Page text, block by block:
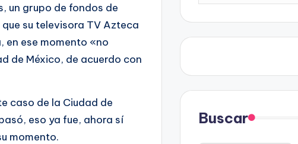
un grupo de fondos de
su televisora TV Azteca
en ese momento «no
de México, de acuerdo con
caso de la Ciudad de
eso ya fue, ahora sí
momento.
Buscar